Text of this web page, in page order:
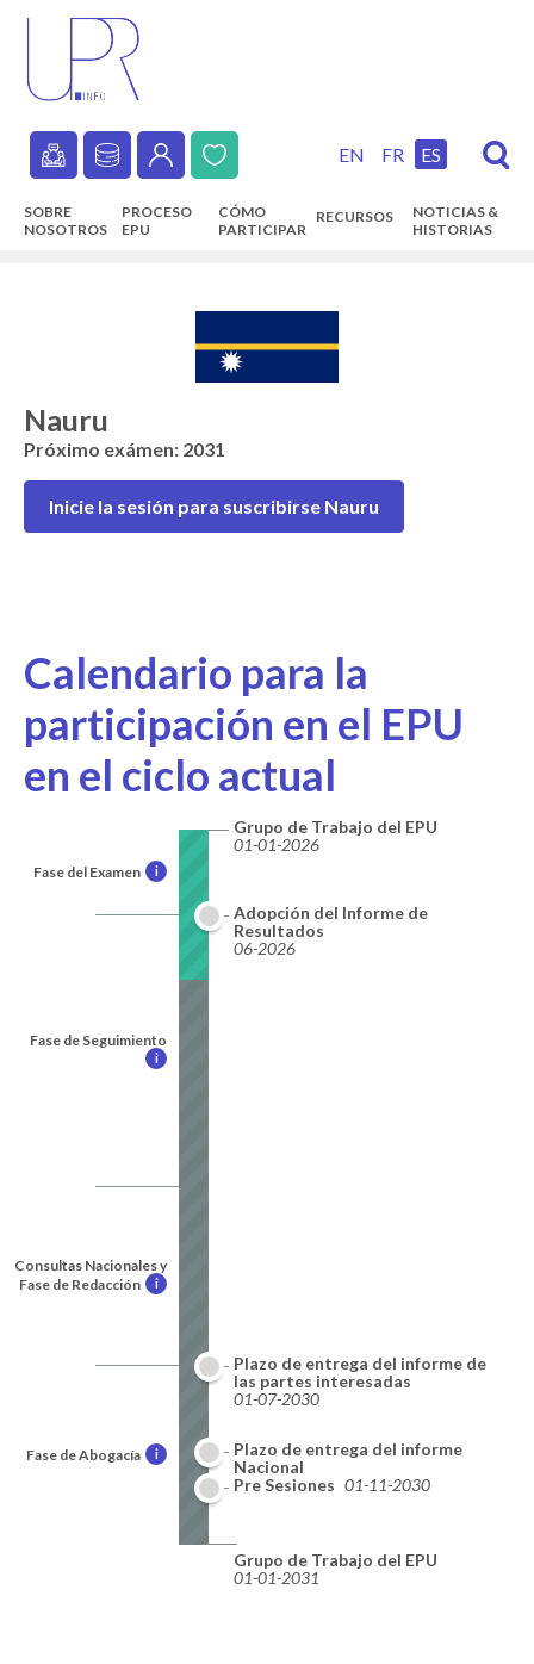
content
Secondary
navigation
EN FR ES
SOBRE
NOSOTROS
PROCESO
EPU
CÓMO
PARTICIPAR
RECURSOS
NOTICIAS &
HISTORIAS
Nauru
Próximo exámen: 2031
Inicie la sesión para suscribirse Nauru
Calendario para la
participación en el EPU
en el ciclo actual
Fase del Examen i
Fase de Seguimiento
i
Consultas Nacionales y
Fase de Redacción
i
Fase de Abogacía i
Grupo de Trabajo del EPU
01-01-2026
Adopción del Informe de
Resultados
06-2026
Plazo de entrega del informe de
las partes interesadas
01-07-2030
Plazo de entrega del informe
Nacional
01-10-2030
Pre Sesiones 01-11-2030
Grupo de Trabajo del EPU
01-01-2031